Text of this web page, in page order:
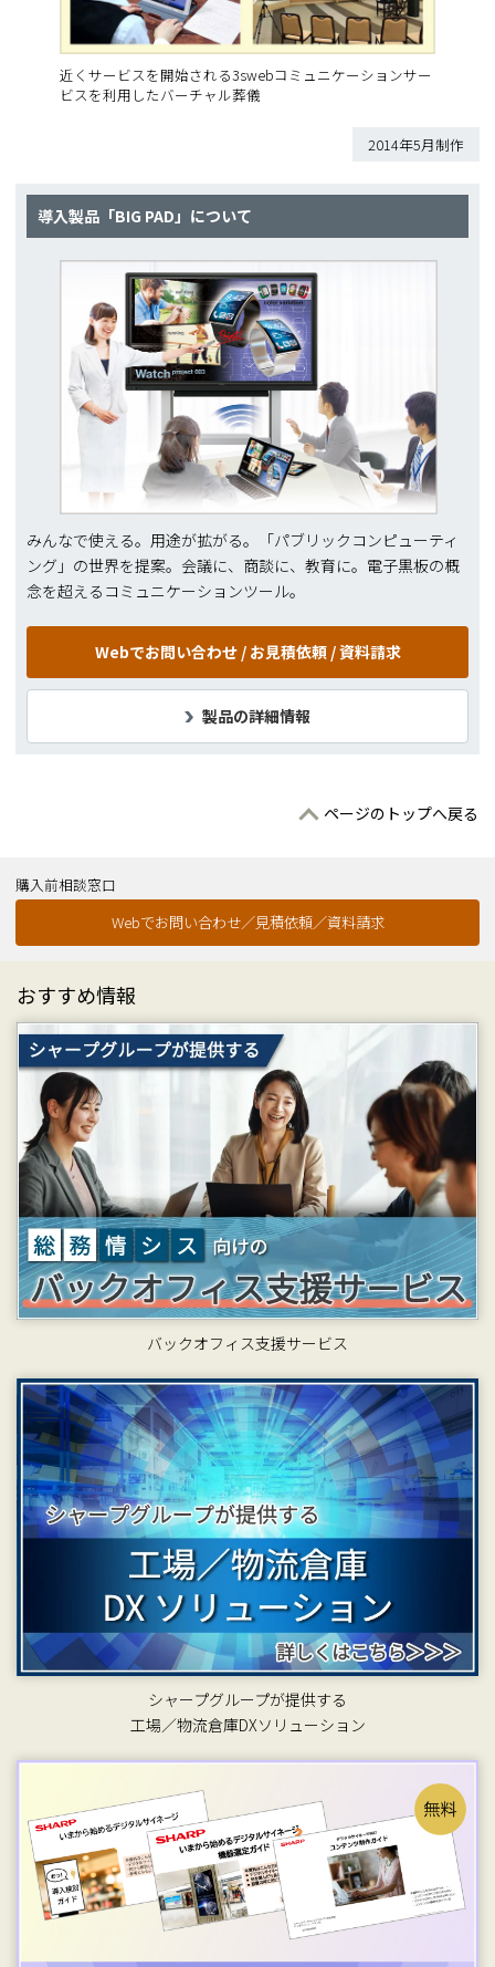
近くサービスを開始される3swebコミュニケーションサー
ビスを利用したバーチャル葬儀
2014年5月制作
導入製品「BIG PAD」について
みんなで使える。用途が拡がる。「パブリックコンピューティ
ング」の世界を提案。会議に、商談に、教育に。電子黒板の概
念を超えるコミュニケーションツール。
Webでお問い合わせ / お見積依頼 / 資料請求
製品の詳細情報
ページのトップへ戻る
購入前相談窓口
Webでお問い合わせ／見積依頼／資料請求
おすすめ情報
バックオフィス支援サービス
シャープグループが提供する
工場／物流倉庫DXソリューション